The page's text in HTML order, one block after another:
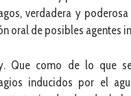
verdadera y
oral de posibles agentes
Que como de lo que
inducidos por el